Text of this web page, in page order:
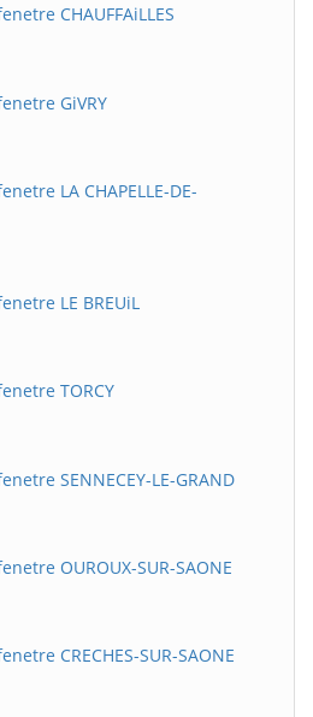
CHAUFFAiLLES
GiVRY
LA CHAPELLE-DE-
LE BREUiL
TORCY
SENNECEY-LE-GRAND
OUROUX-SUR-SAONE
CRECHES-SUR-SAONE